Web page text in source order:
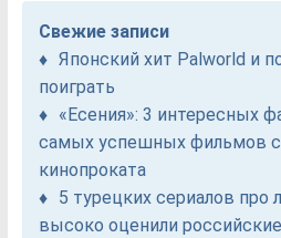
Свежие записи
Японский хит Palworld и
поиграть
«Есения»: 3 интересных
самых успешных фильмов
кинопроката
5 турецких сериалов
высоко оценили